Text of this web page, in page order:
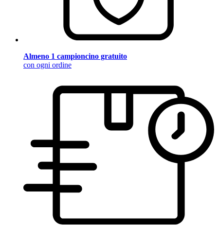
Almeno 1 campioncino gratuito
con ogni ordine